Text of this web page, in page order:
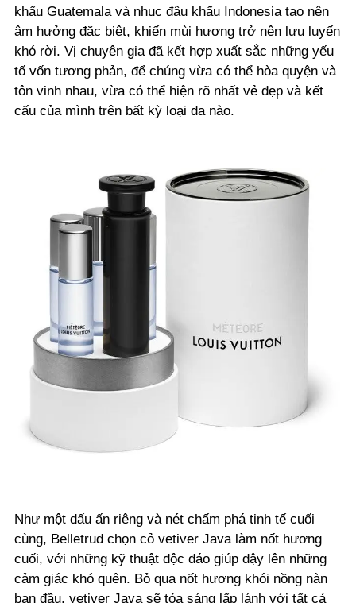
khấu Guatemala và nhục đậu khấu Indonesia tạo nên
âm hưởng đặc biệt, khiến mùi hương trở nên lưu luyến
khó rời. Vị chuyên gia đã kết hợp xuất sắc những yếu
tố vốn tương phản, để chúng vừa có thể hòa quyện và
tôn vinh nhau, vừa có thể hiện rõ nhất vẻ đẹp và kết
cấu của mình trên bất kỳ loại da nào.
Như một dấu ấn riêng và nét chấm phá tinh tế cuối
cùng, Belletrud chọn cỏ vetiver Java làm nốt hương
cuối, với những kỹ thuật độc đáo giúp dậy lên những
cảm giác khó quên. Bỏ qua nốt hương khói nồng nàn
ban đầu, vetiver Java sẽ tỏa sáng lấp lánh với tất cả